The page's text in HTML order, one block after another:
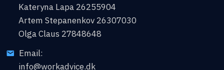
Kateryna Lapa 26255904
Artem Stepanenkov 26307030
Olga Claus 27848648
Email:
info@workadvice.dk